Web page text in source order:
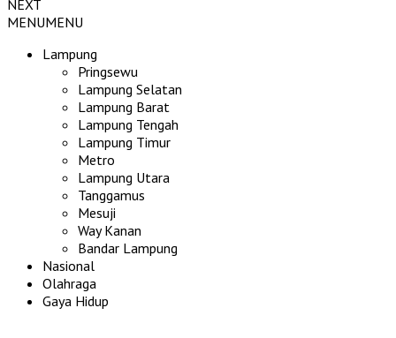
NEXT
MENUMENU
Lampung
Pringsewu
Lampung Selatan
Lampung Barat
Lampung Tengah
Lampung Timur
Metro
Lampung Utara
Tanggamus
Mesuji
Way Kanan
Bandar Lampung
Nasional
Olahraga
Gaya Hidup